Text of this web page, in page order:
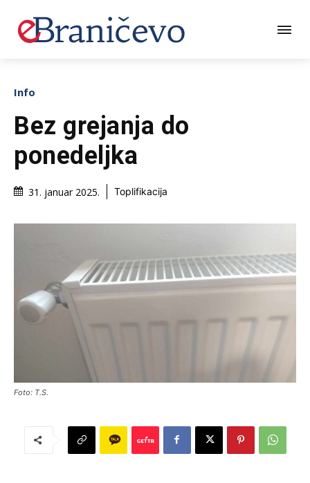
Info
Bez grejanja do
ponedeljka
31. januar 2025. Toplifikacija
Foto: T.S.